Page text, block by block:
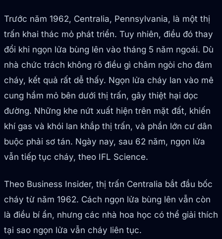
Trước năm 1962, Centralia, Pennsylvania, là một thị
trấn khai thác mỏ phát triển. Tuy nhiên, điều đó thay
đổi khi ngọn lửa bùng lên vào tháng 5 năm ngoái. Dù
nhà chức trách không rõ điều gì châm ngòi cho đám
cháy, kết quả rất dễ thấy. Ngọn lửa cháy lan vào mê
cung hầm mỏ bên dưới thị trấn, gây thiệt hại dọc
đường. Những khe nứt xuất hiện trên mặt đất, khiến
khí gas và khói lan khắp thị trấn, và phần lớn cư dân
buộc phải sơ tán. Ngày nay, sau 62 năm, ngọn lửa
vẫn tiếp tục cháy, theo IFL Science.
Theo Business Insider, thị trấn Centralia bắt đầu bốc
cháy từ năm 1962. Cách ngọn lửa bùng lên vẫn còn
là điều bí ẩn, nhưng các nhà hoa học có thể giải thích
tại sao ngọn lửa vẫn cháy liên tục.